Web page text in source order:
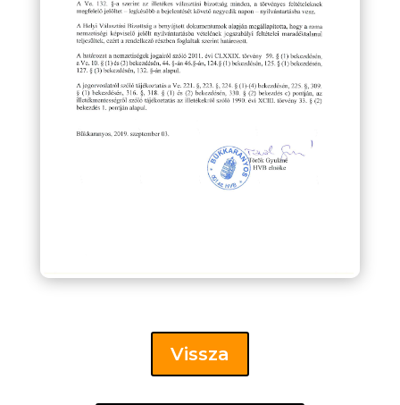
Vissza